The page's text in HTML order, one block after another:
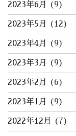
2023年6月 (9)
2023年5月 (12)
2023年4月 (9)
2023年3月 (9)
2023年2月 (6)
2023年1月 (9)
2022年12月 (7)